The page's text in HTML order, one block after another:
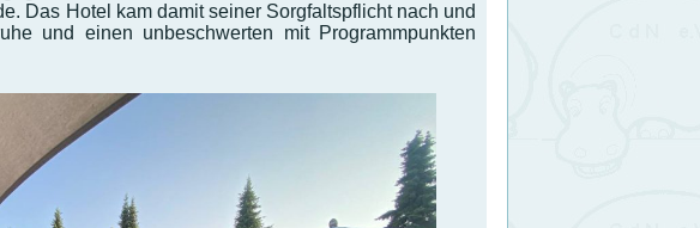
Das Hotel kam damit seiner Sorgfaltspflicht nach und
und einen unbeschwerten mit Programmpunkten